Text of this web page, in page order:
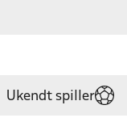
Ukendt spiller